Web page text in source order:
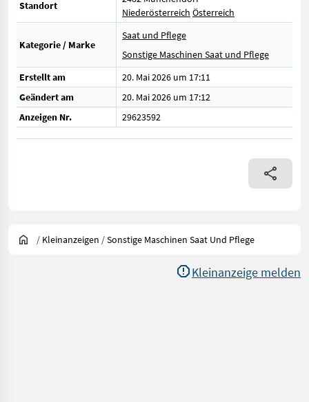
Standort
Niederösterreich Österreich
Kategorie / Marke
Saat und Pflege
Sonstige Maschinen Saat und Pflege
Erstellt am
20. Mai 2026 um 17:11
Geändert am
20. Mai 2026 um 17:12
Anzeigen Nr.
29623592
/ Kleinanzeigen /Sonstige Maschinen Saat Und Pflege
Kleinanzeige melden